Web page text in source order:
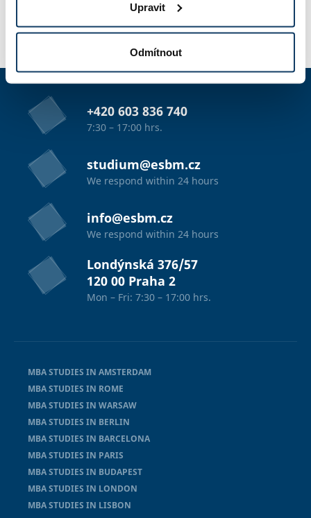
Upravit
Odmítnout
+420 603 836 740
7:30 – 17:00 hrs.
studium@esbm.cz
We respond within 24 hours
info@esbm.cz
We respond within 24 hours
Londýnská 376/57
120 00 Praha 2
Mon – Fri: 7:30 – 17:00 hrs.
MBA STUDIES IN AMSTERDAM
MBA STUDIES IN ROME
MBA STUDIES IN WARSAW
MBA STUDIES IN BERLIN
MBA STUDIES IN BARCELONA
MBA STUDIES IN PARIS
MBA STUDIES IN BUDAPEST
MBA STUDIES IN LONDON
MBA STUDIES IN LISBON